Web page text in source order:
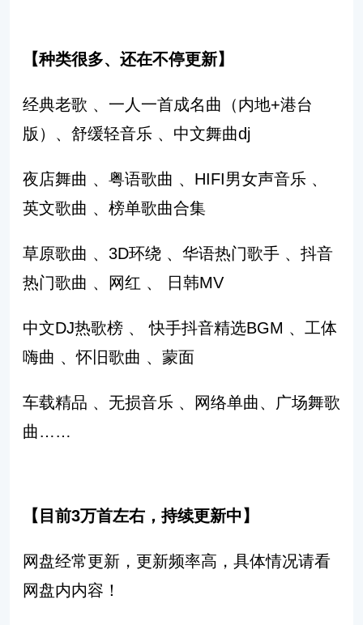
【种类很多、还在不停更新】
经典老歌 、一人一首成名曲（内地+港台
版）、舒缓轻音乐 、中文舞曲dj
夜店舞曲 、粤语歌曲 、HIFI男女声音乐 、
英文歌曲 、榜单歌曲合集
草原歌曲 、3D环绕 、华语热门歌手 、抖音
热门歌曲 、网红 、 日韩MV
中文DJ热歌榜 、 快手抖音精选BGM 、工体
嗨曲 、怀旧歌曲 、蒙面
车载精品 、无损音乐 、网络单曲、广场舞歌
曲……
【目前3万首左右，持续更新中】
网盘经常更新，更新频率高，具体情况请看
网盘内内容！